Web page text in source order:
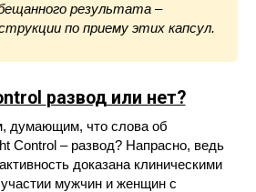
результата –
по приему этих капсул.
развод или нет?
думающим, что слова об
Control – развод? Напрасно, ведь
доказана клиническими
мужчин и женщин с